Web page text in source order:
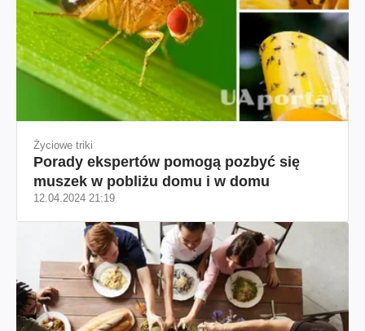
Życiowe triki
Porady ekspertów pomogą pozbyć się
muszek w pobliżu domu i w domu
12.04.2024 21:19